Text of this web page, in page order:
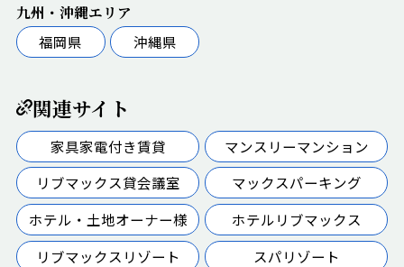
九州・沖縄エリア
福岡県
沖縄県
関連サイト
家具家電付き賃貸
マンスリーマンション
リブマックス貸会議室
マックスパーキング
ホテル・土地オーナー様
ホテルリブマックス
リブマックスリゾート
スパリゾート